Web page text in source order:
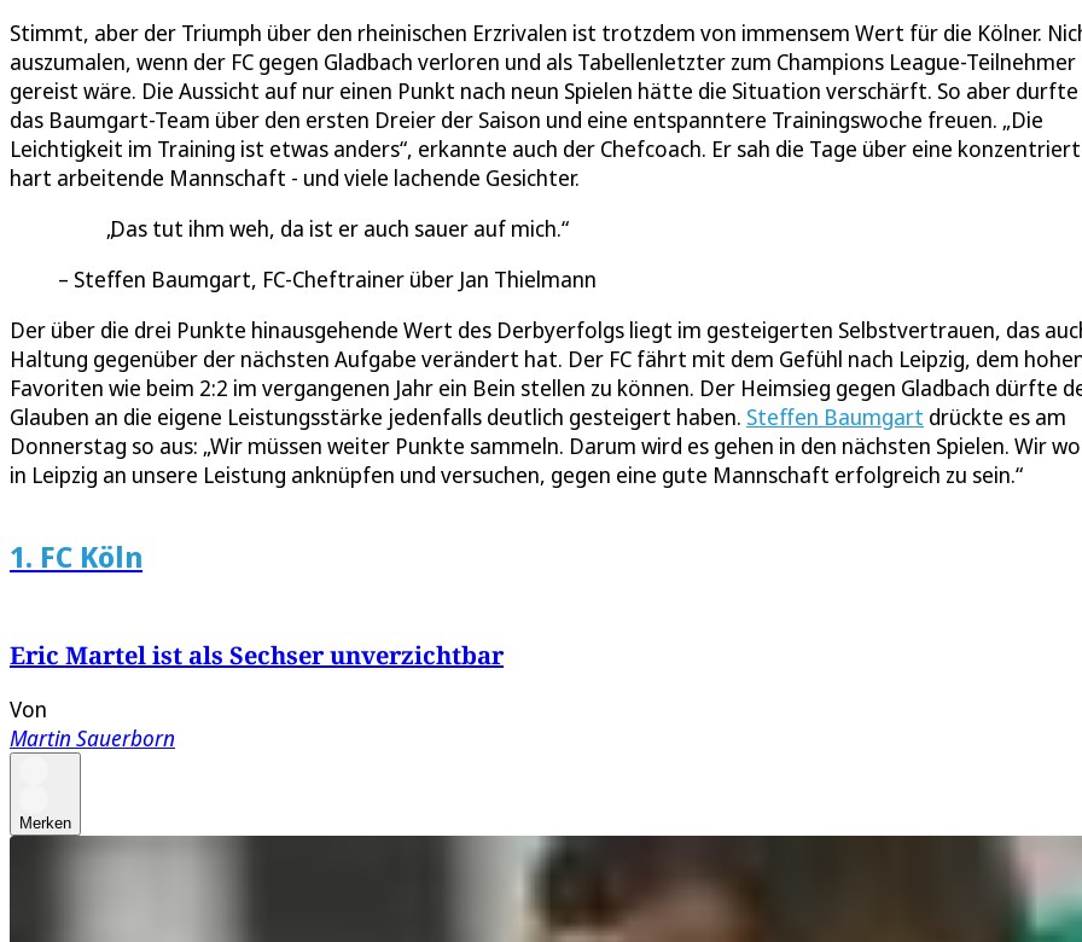
Stimmt, aber der Triumph über den rheinischen Erzrivalen ist trotzdem von immensem Wert für die Kölner.
auszumalen, wenn der FC gegen Gladbach verloren und als Tabellenletzter zum Champions League-Teilnehmer
gereist wäre. Die Aussicht auf nur einen Punkt nach neun Spielen hätte die Situation verschärft. So aber durfte
das Baumgart-Team über den ersten Dreier der Saison und eine entspanntere Trainingswoche freuen. „Die
Leichtigkeit im Training ist etwas anders“, erkannte auch der Chefcoach. Er sah die Tage über eine
hart arbeitende Mannschaft - und viele lachende Gesichter.
Das tut ihm weh, da ist er auch sauer auf mich.
Steffen Baumgart, FC-Cheftrainer über Jan Thielmann
Der über die drei Punkte hinausgehende Wert des Derbyerfolgs liegt im gesteigerten Selbstvertrauen, das
Haltung gegenüber der nächsten Aufgabe verändert hat. Der FC fährt mit dem Gefühl nach Leipzig, dem
Favoriten wie beim 2:2 im vergangenen Jahr ein Bein stellen zu können. Der Heimsieg gegen Gladbach dürfte
Glauben an die eigene Leistungsstärke jedenfalls deutlich gesteigert haben. Steffen Baumgart drückte es am
Donnerstag so aus: „Wir müssen weiter Punkte sammeln. Darum wird es gehen in den nächsten Spielen. Wir
in Leipzig an unsere Leistung anknüpfen und versuchen, gegen eine gute Mannschaft erfolgreich zu sein.“
1. FC Köln
Eric Martel ist als Sechser unverzichtbar
Von
Martin Sauerborn
Merken